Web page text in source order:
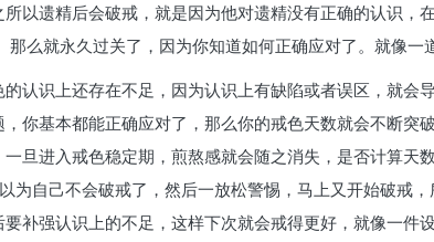
以遗精后会破戒，就是因为他对遗精没有正确的认识，
么就永久过关了，因为你知道如何正确应对了。就像一
认识上还存在不足，因为认识上有缺陷或者误区，就会
你基本都能正确应对了，那么你的戒色天数就会不断突
旦进入戒色稳定期，煎熬感就会随之消失，是否计算天
为自己不会破戒了，然后一放松警惕，马上又开始破戒
补强认识上的不足，这样下次就会戒得更好，就像一件